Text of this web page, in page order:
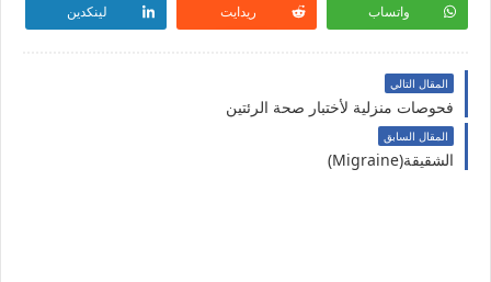
واتساب ريدايت لينكدين
المقال التالي
فحوصات منزلية لأختبار صحة الرئتين
المقال السابق
الشقيقة(Migraine)